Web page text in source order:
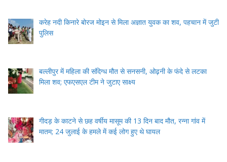
करेह नदी किनारे बोरज मोइन से मिला अज्ञात युवक का शव, पहचान में जुटी
पुलिस
बल्लीपुर में महिला की संदिग्ध मौत से सनसनी, ओढ़नी के फंदे से लटका
मिला शव; एफएसएल टीम ने जुटाए साक्ष्य
गीदड़ के काटने से छह वर्षीय मासूम की 13 दिन बाद मौत, रन्ना गांव में
मातम; 24 जुलाई के हमले में कई लोग हुए थे घायल